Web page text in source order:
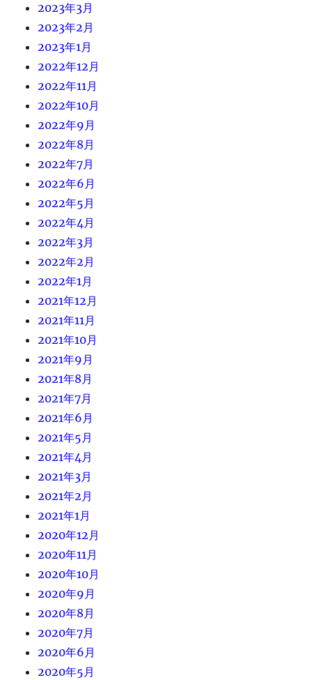
2023年3月
2023年2月
2023年1月
2022年12月
2022年11月
2022年10月
2022年9月
2022年8月
2022年7月
2022年6月
2022年5月
2022年4月
2022年3月
2022年2月
2022年1月
2021年12月
2021年11月
2021年10月
2021年9月
2021年8月
2021年7月
2021年6月
2021年5月
2021年4月
2021年3月
2021年2月
2021年1月
2020年12月
2020年11月
2020年10月
2020年9月
2020年8月
2020年7月
2020年6月
2020年5月